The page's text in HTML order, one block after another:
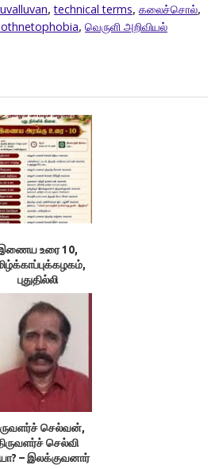
,technical terms, கலைச்சொல்,
, வெருளி அறிவியல்
உரை 10,
புதுதில்லி
செல்வன்,
செல்வி
– இலக்குவனார்